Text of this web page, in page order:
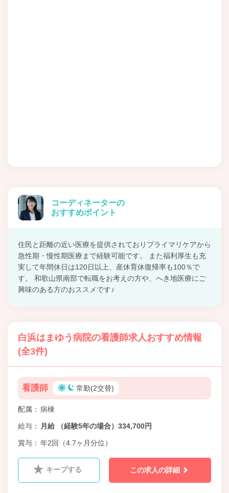
コーディネーターの
おすすめポイント
住民と距離の近い医療を提供されておりプライマリケアから
急性期・慢性期医療まで経験可能です。 また福利厚生も充
実して年間休日は120日以上、産休育休復帰率も100％で
す。 和歌山県南部で転職をお考えの方や、へき地医療にご
興味のある方のおススメです♪
白浜はまゆう病院の看護師求人おすすめ情報
(全3件)
看護師 常勤(2交替)
配属 病棟
給与 月給 （経験5年の場合）334,700円
賞与 年2回（4.7ヶ月分位）
キープする この求人の詳細